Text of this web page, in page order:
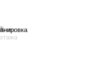
План
этажа